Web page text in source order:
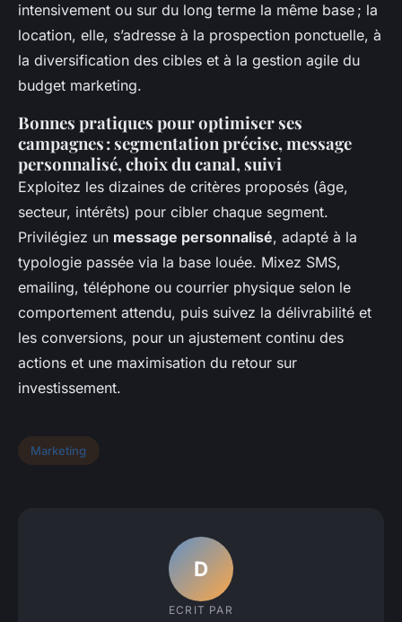
intensivement ou sur du long terme la même base ; la
location, elle, s’adresse à la prospection ponctuelle, à
la diversification des cibles et à la gestion agile du
budget marketing.
Bonnes pratiques pour optimiser ses
campagnes : segmentation précise, message
personnalisé, choix du canal, suivi
Exploitez les dizaines de critères proposés (âge,
secteur, intérêts) pour cibler chaque segment.
Privilégiez un message personnalisé, adapté à la
typologie passée via la base louée. Mixez SMS,
emailing, téléphone ou courrier physique selon le
comportement attendu, puis suivez la délivrabilité et
les conversions, pour un ajustement continu des
actions et une maximisation du retour sur
investissement.
Marketing
D
ECRIT PAR